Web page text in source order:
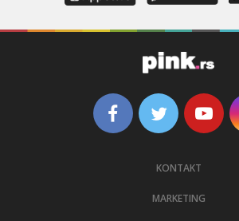
KONTAKT
MARKETING